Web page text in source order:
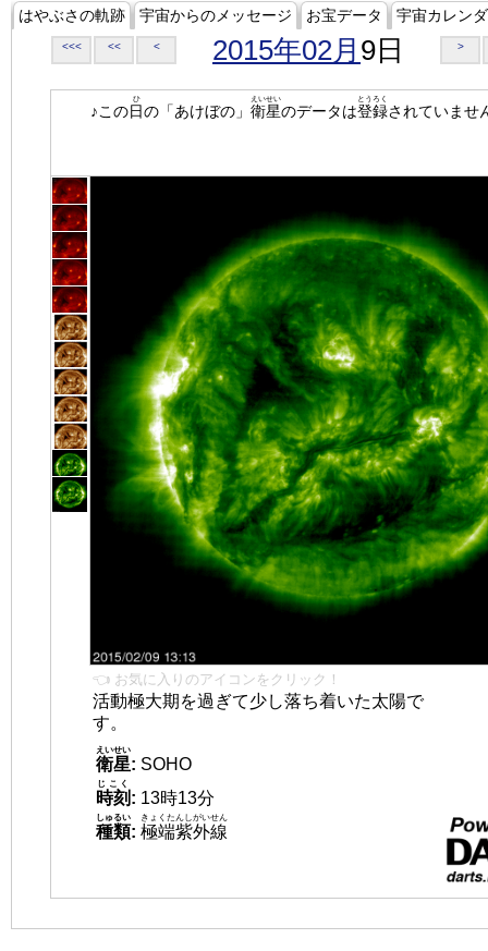
はやぶさの軌跡 宇宙からのメッセージ お宝データ 宇宙カレン
<<< << < 2015年02月 9日 >
♪この日
ひ
の「あけぼの」 衛星
えいせい
のデータは登録
とうろく
されていませ
👈 お気に入りのアイコンをクリック！
活動極大期を過ぎて少し落ち着いた太陽で
す。
衛星
えいせい
: SOHO
時刻
じこく
: 13時13分
種類
しゅるい
: 極端紫外線
きょくたんしがいせん